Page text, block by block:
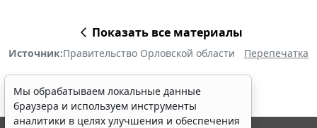
Показать все материалы
Источник:Правительство Орловской области Перепечатка
Мы обрабатываем локальные данные
браузера и используем инструменты
аналитики в целях улучшения и обеспечения